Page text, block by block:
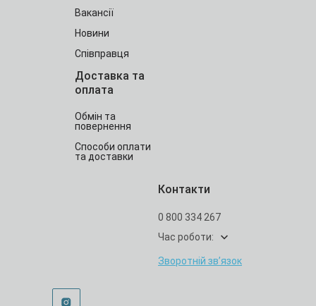
Вакансії
Новини
Співправця
Доставка та
оплата
Обмін та
повернення
Способи оплати
та доставки
Контакти
0 800 334 267
Час роботи:
Зворотній зв’язок